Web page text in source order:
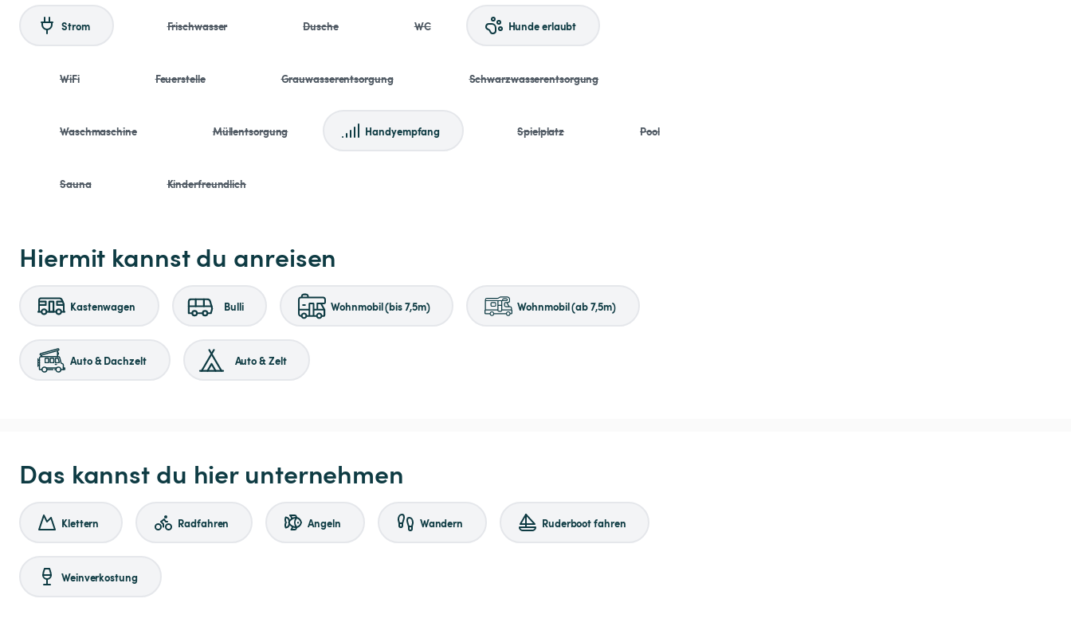
Strom Frischwasser Dusche WC Hunde erlaubt
WiFi Feuerstelle Grauwasserentsorgung Schwarzwasserentsorgung
Waschmaschine Müllentsorgung Handyempfang Spielplatz Pool
Sauna Kinderfreundlich
Hiermit kannst du anreisen
Kastenwagen Bulli Wohnmobil (bis 7,5m) Wohnmobil (ab 7,5m)
Auto & Dachzelt Auto & Zelt
Das kannst du hier unternehmen
Klettern Radfahren Angeln Wandern Ruderboot fahren
Weinverkostung